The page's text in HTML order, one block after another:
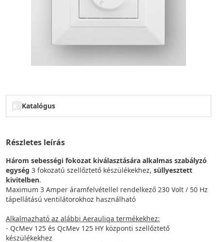
Katalógus
Részletes leírás
Három sebességi fokozat kiválasztására alkalmas szabályzó
egység 3 fokozatú szellőztető készülékekhez, süllyesztett
kivitelben.
Maximum 3 Amper áramfelvétellel rendelkező 230 Volt / 50 Hz
tápellátású ventilátorokhoz használható
Alkalmazható az alábbi Aerauliqa termékekhez:
- QcMev 125 és QcMev 125 HY központi szellőztető
készülékekhez